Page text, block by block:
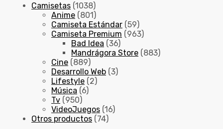
Camisetas (1038)
Anime (801)
Camiseta Estándar (59)
Camiseta Premium (963)
Bad Idea (36)
Mandrágora Store (883)
Cine (889)
Desarrollo Web (3)
Lifestyle (2)
Música (6)
Tv (950)
VideoJuegos (16)
Otros productos (74)